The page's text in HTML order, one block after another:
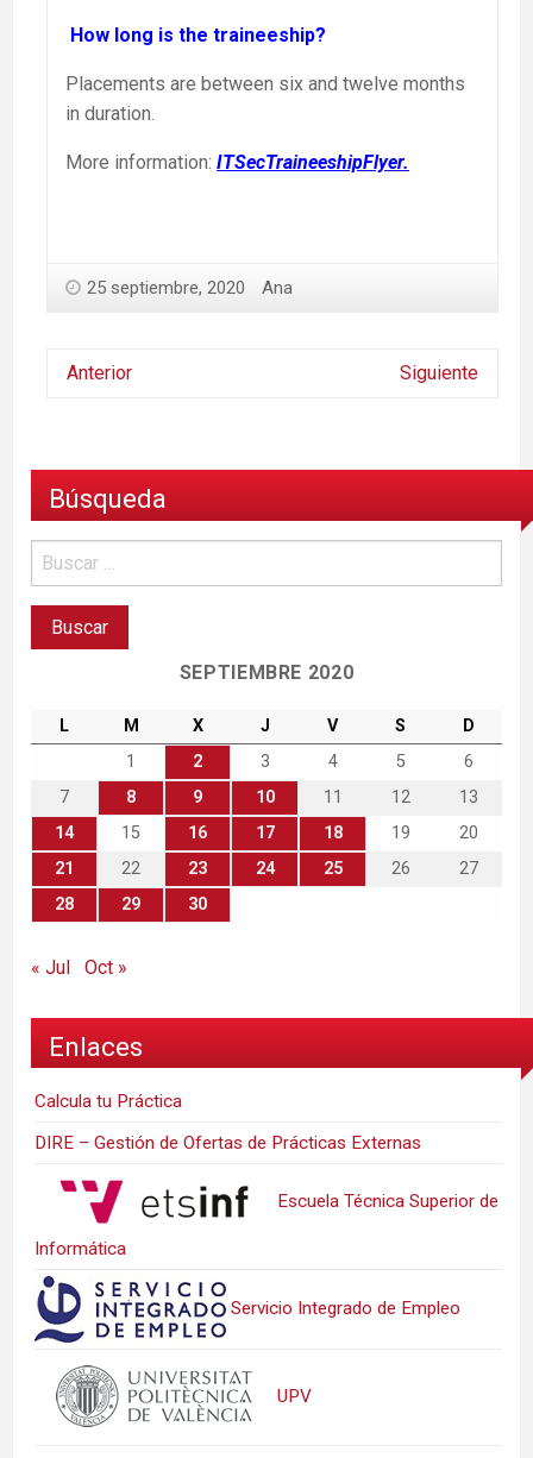
How long is the traineeship?
Placements are between six and twelve months
in duration.
More information: ITSecTraineeshipFlyer.
25 septiembre, 2020 Ana
Anterior Siguiente
Búsqueda
SEPTIEMBRE 2020
L M X J V S
D
1
2 3 4 5
6
7
8 9 10 11 12
13
14
15 16 17 18 19
20
21
22 23 24 25 26
27
28
29 30
« Jul Oct »
Enlaces
Calcula tu Práctica
DIRE – Gestión de Ofertas de Prácticas Externas
Escuela Técnica Superior de
Informática
Servicio Integrado de Empleo
UPV